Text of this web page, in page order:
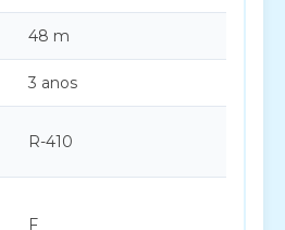
48 m
3 anos
R-410
F